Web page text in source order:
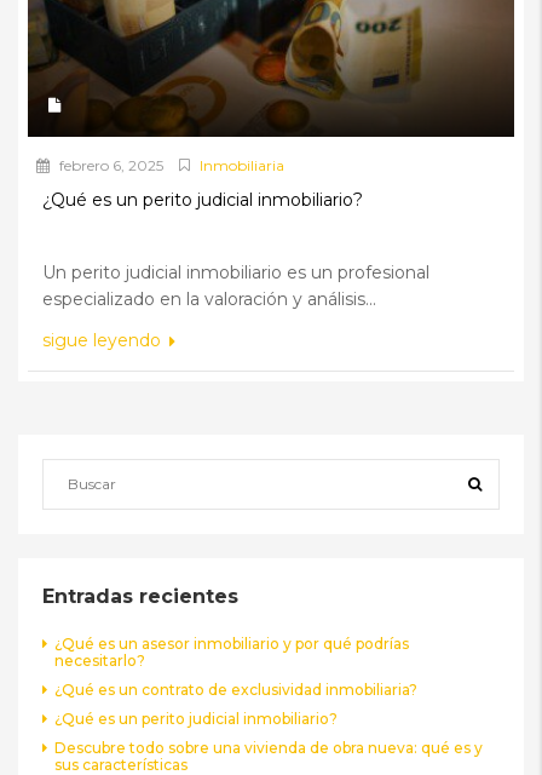
febrero 6, 2025 Inmobiliaria
¿Qué es un perito judicial inmobiliario?
Un perito judicial inmobiliario es un profesional
especializado en la valoración y análisis...
sigue leyendo
Entradas recientes
¿Qué es un asesor inmobiliario y por qué podrías
necesitarlo?
¿Qué es un contrato de exclusividad inmobiliaria?
¿Qué es un perito judicial inmobiliario?
Descubre todo sobre una vivienda de obra nueva: qué es y
sus características